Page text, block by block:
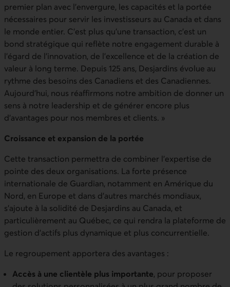
premier plan avec l’envergure, les capacités et la portée
nécessaires pour servir les investisseurs au Canada et dans
le monde entier. C’est plus qu’une transaction, c’est un
bond stratégique qui reflète notre engagement durable à
l’égard de l’innovation, de l’excellence et de la création de
valeur à long terme. Depuis 125 ans, Desjardins évolue au
rythme des besoins des Canadiens et des Canadiennes.
Aujourd’hui, nous réaffirmons notre ambition de donner un
sens à notre leadership et de générer encore plus
d’avantages pour nos membres et clients. »
Croissance et expansion de la portée
Cette transaction permettra de combiner l’expertise de
pointe des deux organisations. La forte présence
internationale de Guardian, notamment en Amérique du
Nord, en Europe et dans d’autres marchés mondiaux,
s’ajoute à la solidité de Desjardins au Canada, et
particulièrement au Québec, ce qui rendra la plateforme de
gestion d’actifs plus dynamique et plus concurrentielle.
Le regroupement apportera des avantages :
Accès à une clientèle plus importante, pour proposer